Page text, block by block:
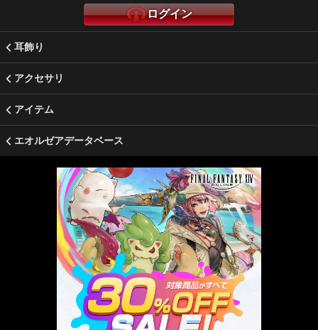
ログイン
耳飾り
アクセサリ
アイテム
エオルゼアデータベース